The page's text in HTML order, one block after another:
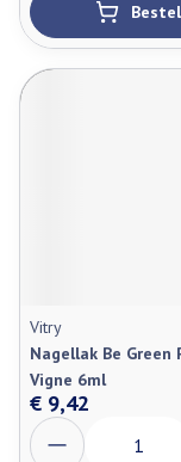
Bestel
Vitry
Nagellak Be Green
Vigne 6ml
€ 9,42
Aantal